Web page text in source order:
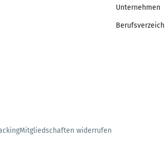
Unternehmen
Mitgliedschaften widerrufen